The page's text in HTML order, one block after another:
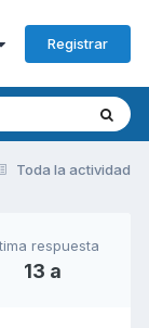
Registrar
Toda la actividad
respuesta
13 a